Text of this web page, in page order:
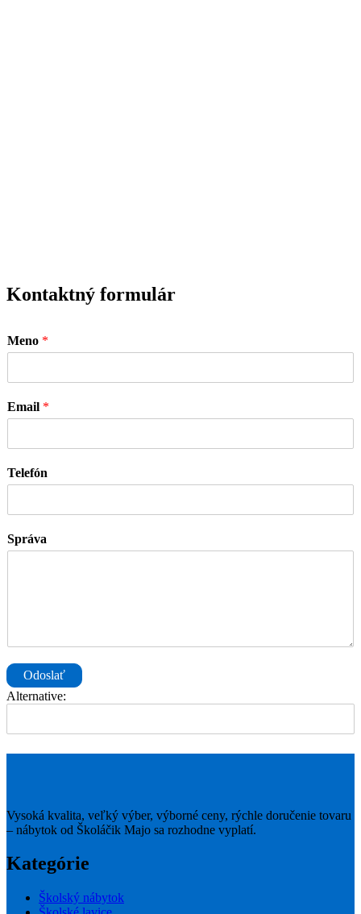
Kontaktný formulár
Meno *
Email *
Telefón
Správa
Odoslať
Alternative:
Vysoká kvalita, veľký výber, výborné ceny, rýchle doručenie tovaru
– nábytok od Školáčik Majo sa rozhodne vyplatí.
Kategórie
Školský nábytok